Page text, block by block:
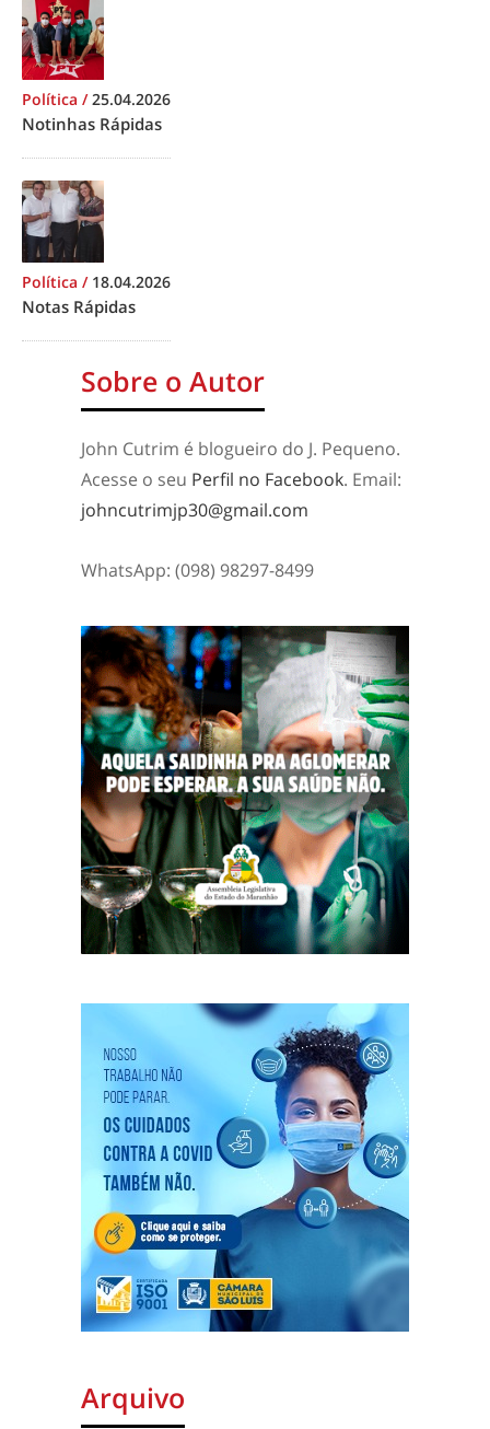
Política /25.04.2026
Notinhas Rápidas
Política / 18.04.2026
Notas Rápidas
Sobre o Autor
John Cutrim é blogueiro do J. Pequeno.
Acesse o seu Perfil no Facebook. Email:
johncutrimjp30@gmail.com
WhatsApp: (098) 98297-8499
Arquivo